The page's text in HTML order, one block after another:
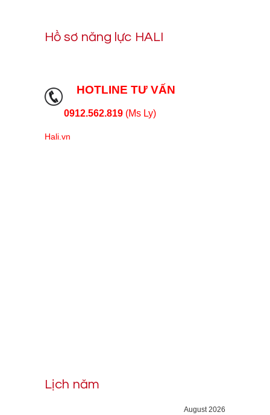
Hồ sơ năng lực HALI
HOTLINE TƯ VẤN
0912.562.819 (Ms Ly)
Hali.vn
Lịch năm
August 2026